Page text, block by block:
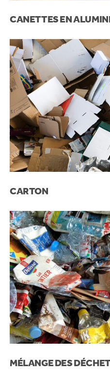
CANETTES EN
CARTON
MÉLANGE DES